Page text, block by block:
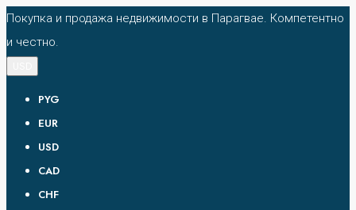
Покупка и продажа недвижимости в Парагвае. Компетентно
и честно.
PYG
EUR
USD
CAD
CHF